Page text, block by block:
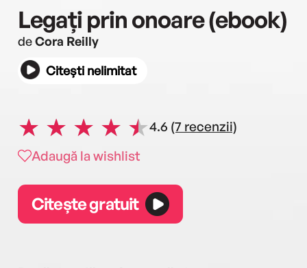
Legați prin onoare (ebook)
deCora Reilly
Citești nelimitat
4.6 (7 recenzii)
Adaugă la wishlist
Citește gratuit